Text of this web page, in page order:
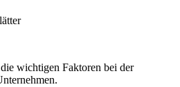
wichtigen Faktoren bei der